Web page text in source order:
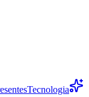
Tecnologia